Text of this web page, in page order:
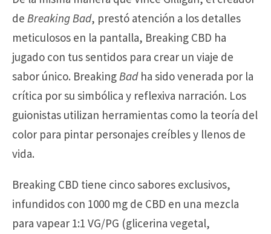
de Breaking Bad, prestó atención a los detalles
meticulosos en la pantalla, Breaking CBD ha
jugado con tus sentidos para crear un viaje de
sabor único. BreakingBadha sido venerada por la
crítica por su simbólica y reflexiva narración. Los
guionistas utilizan herramientas como la teoría del
color para pintar personajes creíbles y llenos de
vida.
Breaking CBD tiene cinco sabores exclusivos,
infundidos con 1000 mg de CBD en una mezcla
para vapear 1:1 VG/PG (glicerina vegetal,